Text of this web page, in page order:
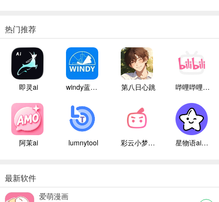
热门推荐
即灵ai windy蓝色气象 第八日心跳 哔哩哔哩白色版
阿茉ai lumnytool 彩云小梦国际版 星物语ai聊天
最新软件
爱萌漫画